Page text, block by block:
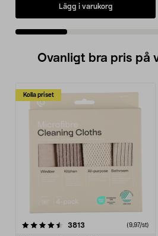
Lägg i varukorg
Ovanligt bra pris på
Kolla priset
3813 (9,97/st)
4.0av 5 stjärnor